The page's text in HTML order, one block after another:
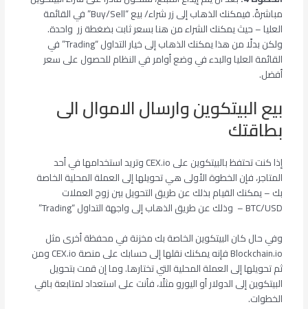
مباشرةً. فيمكنك الذهاب إلى زر شراء/ بيع “Buy/Sell” في القائمة
العليا – حيث يمكنك الشراء من هنا بسعر ثابت بضغطة زر واحدة.
ولكن بدلًا من هذا يمكنك الذهاب إلى خيار التداول “Trading” في
القائمة العليا والبدء في وضع أوامر في النظام للحصول على سعر
أفضل.
بيع البيتكوين وارسال الاموال الى
بطاقتك
إذا كنت تحتفظ بالبيتكوين على CEX.io وتريد استخدامها في أحد
المتاجر، فإن الخطوة الأولى هي تحويلها إلى العملة المحلية الخاصة
بك – يمكنك القيام بذلك عن طريق التحويل بين زوج العملات
BTC/USD – وذلك عن طريق الذهاب إلى واجهة التداول “Trading”
وفي حال كان البيتكوين الخاصة بك مخزنة في محفظة أخرى مثل
Blockchain.io فإنه يمكنك نقلها إلى حسابك على منصة CEX.io ومن
ثم تحويلها إلى العملة المحلية التي تختارها. وما إن قمت بتحويل
البيتكوين إلى الدولار أو اليورو مثلًا، فأنت على استعداد لمتابعة باقي
الخطوات.